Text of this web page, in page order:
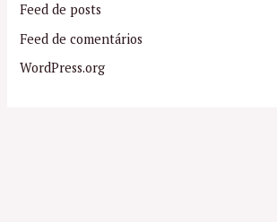
Feed de posts
Feed de comentários
WordPress.org